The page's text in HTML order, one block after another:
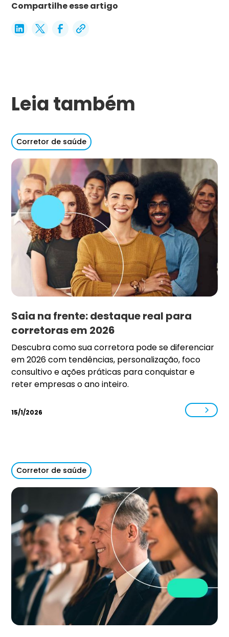
Compartilhe esse artigo
Leia também
Corretor de saúde
Saia na frente: destaque real para
corretoras em 2026
Descubra como sua corretora pode se diferenciar
em 2026 com tendências, personalização, foco
consultivo e ações práticas para conquistar e
reter empresas o ano inteiro.
15/1/2026
Corretor de saúde